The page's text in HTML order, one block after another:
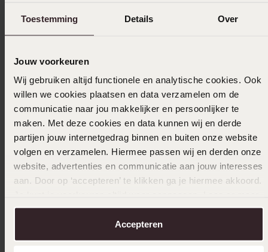
Toestemming Details Over
Jouw voorkeuren
Wij gebruiken altijd functionele en analytische cookies. Ook
willen we cookies plaatsen en data verzamelen om de
communicatie naar jou makkelijker en persoonlijker te
maken. Met deze cookies en data kunnen wij en derde
partijen jouw internetgedrag binnen en buiten onze website
volgen en verzamelen. Hiermee passen wij en derden onze
website, advertenties en communicatie aan jouw interesses
aan. Door op ‘accepteren’ te klikken ga je hiermee akkoord.
over in onscookiebeleid.
Accepteren
9 K witte verlovingsring dia Bouganville H103
14
749.99
-33%